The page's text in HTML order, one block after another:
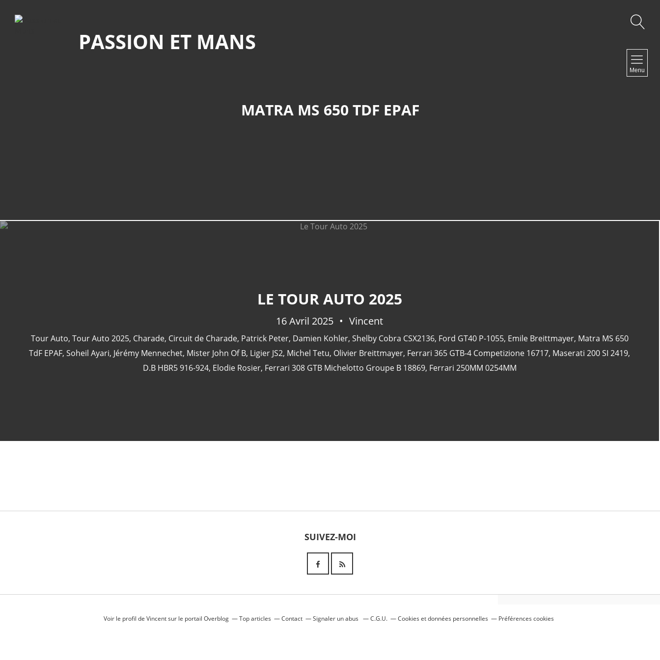
PASSION ET MANS
Menu
MATRA MS 650 TDF EPAF
LE TOUR AUTO 2025
16 Avril 2025 Vincent
Tour Auto, Tour Auto 2025, Charade, Circuit de Charade, Patrick Peter, Damien Kohler, Shelby Cobra CSX2136, Ford GT40 P-1055, Emile Breittmayer, Matra MS 650
TdF EPAF, Soheil Ayari, Jérémy Mennechet, Mister John Of B, Ligier JS2, Michel Tetu, Olivier Breittmayer, Ferrari 365 GTB-4 Competizione 16717, Maserati 200 SI 2419,
D.B HBR5 916-924, Elodie Rosier, Ferrari 308 GTB Michelotto Groupe B 18869, Ferrari 250MM 0254MM
SUIVEZ-MOI
24 Heures Du Mans 1967
Voir le profil de Vincentsur le portail Overblog Top articles Contact Signaler un abus C.G.U. Cookies et données personnelles Préférences cookies